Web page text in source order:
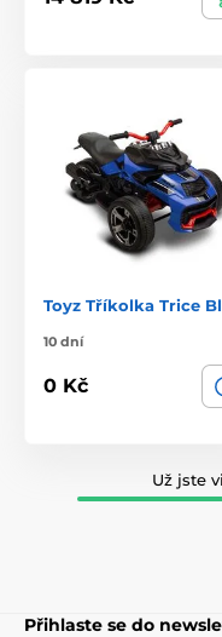
Toyz Tříkolka Trice
10 dní
0 Kč
Už jste
Přihlaste se do